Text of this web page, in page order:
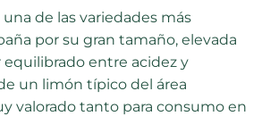
una de las variedades más
por su gran tamaño, elevada
equilibrado entre acidez y
un limón típico del área
valorado tanto para consumo en